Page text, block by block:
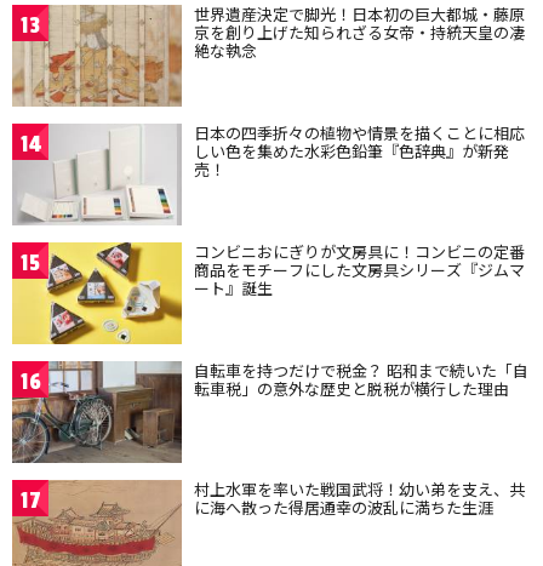
13 世界遺産決定で脚光！日本初の巨大都城・藤原
京を創り上げた知られざる女帝・持統天皇の凄
絶な執念
14 日本の四季折々の植物や情景を描くことに相応
しい色を集めた水彩色鉛筆『色辞典』が新発
売！
15 コンビニおにぎりが文房具に！コンビニの定番
商品をモチーフにした文房具シリーズ『ジムマ
ート』誕生
16 自転車を持つだけで税金？ 昭和まで続いた「自
転車税」の意外な歴史と脱税が横行した理由
17 村上水軍を率いた戦国武将！幼い弟を支え、共
に海へ散った得居通幸の波乱に満ちた生涯